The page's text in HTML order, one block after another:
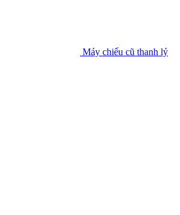
Máy chiếu cũ thanh lý